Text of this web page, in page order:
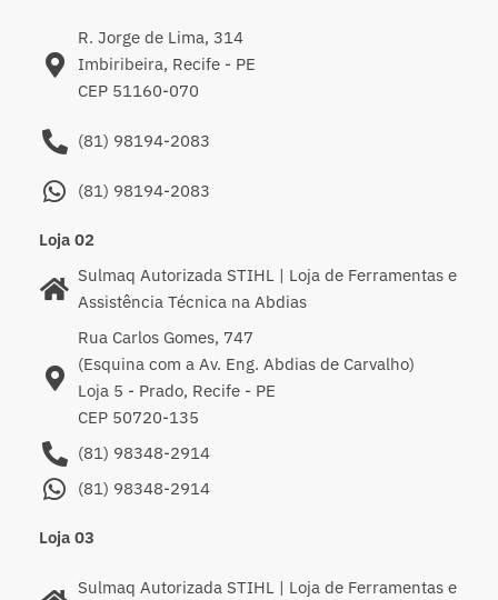
R. Jorge de Lima, 314
Imbiribeira, Recife - PE
CEP 51160-070
(81) 98194-2083
(81) 98194-2083
Loja 02
Sulmaq Autorizada STIHL | Loja de Ferramentas e
Assistência Técnica na Abdias
Rua Carlos Gomes, 747
(Esquina com a Av. Eng. Abdias de Carvalho)
Loja 5 - Prado, Recife - PE
CEP 50720-135
(81) 98348-2914
(81) 98348-2914
Loja 03
Sulmaq Autorizada STIHL | Loja de Ferramentas e